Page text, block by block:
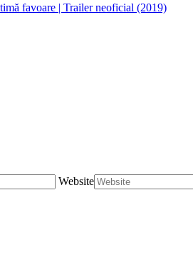
favoare | Trailer neoficial (2019)
Website